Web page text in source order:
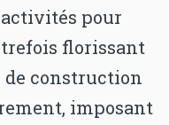
pour
florissant
de construction
imposant